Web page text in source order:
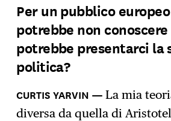
Per un pubblico
potrebbe non
potrebbe presentarci la
politica?
La mia
diversa da quella di